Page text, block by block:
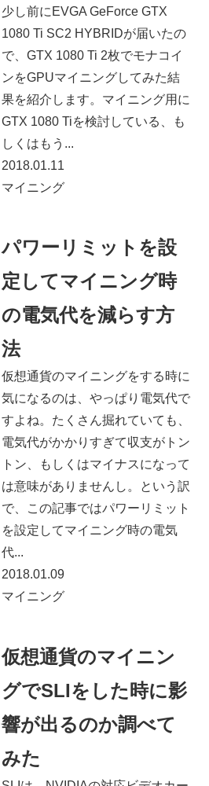
少し前にEVGA GeForce GTX
1080 Ti SC2 HYBRIDが届いたの
で、GTX 1080 Ti 2枚でモナコイ
ンをGPUマイニングしてみた結
果を紹介します。マイニング用に
GTX 1080 Tiを検討している、も
しくはもう...
2018.01.11
マイニング
パワーリミットを設
定してマイニング時
の電気代を減らす方
法
仮想通貨のマイニングをする時に
気になるのは、やっぱり電気代で
すよね。たくさん掘れていても、
電気代がかかりすぎて収支がトン
トン、もしくはマイナスになって
は意味がありませんし。という訳
で、この記事ではパワーリミット
を設定してマイニング時の電気
代...
2018.01.09
マイニング
仮想通貨のマイニン
グでSLIをした時に影
響が出るのか調べて
みた